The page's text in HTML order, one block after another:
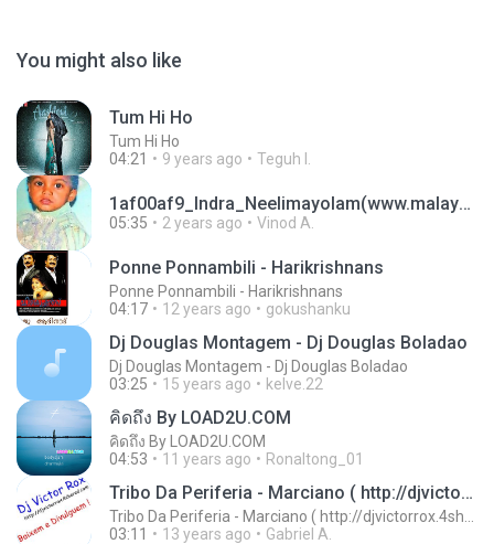
You might also like
Tum Hi Ho
Tum Hi Ho
04:21
9 years ago Teguh I.
1af00af9_Indra_Neelimayolam(www.malayalamold.blogspot.com)_(1).mp3
05:35 2 years ago Vinod A.
Ponne Ponnambili - Harikrishnans
Ponne Ponnambili - Harikrishnans
04:17
12 years ago gokushanku
Dj Douglas Montagem - Dj Douglas Boladao
Dj Douglas Montagem - Dj Douglas Boladao
03:25
15 years ago kelve.22
คิดถึง By LOAD2U.COM
คิดถึง By LOAD2U.COM
04:53
11 years ago Ronaltong_01
Tribo Da Periferia - Marciano ( http://djvictorrox.4shared.com )
03:11
13 years ago Gabriel A.